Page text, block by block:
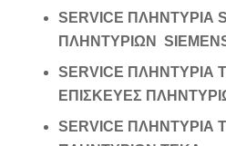
SERVICE ΠΛΗΝΤΥΡΙΑ
ΠΛΗΝΤΥΡΙΩΝ
SERVICE ΠΛΗΝΤΥΡΙΑ
ΕΠΙΣΚΕΥΕΣ
SERVICE ΠΛΗΝΤΥΡΙΑ